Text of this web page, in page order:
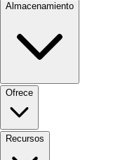
Almacenamiento
Ofrece
Recursos